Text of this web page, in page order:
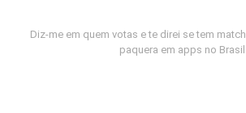
Diz-me em quem votas e te direi se tem
paquera em apps no Brasil